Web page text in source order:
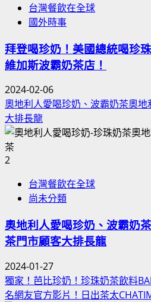
台灣餐飲在全球
國外時事
拜登喝珍奶！美國總統喝珍
維加斯波霸奶茶店！
2024-02-06
奧地利人愛喝珍奶、波霸奶茶奧
大排長龍
2
台灣餐飲在全球
尚未分類
奧地利人愛喝珍奶、波霸奶
茶門市顧客大排長龍
2024-01-27
獨家！芭比珍奶！珍珠奶茶飲料
名網友官方影片！日出茶太